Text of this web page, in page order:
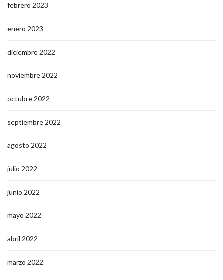
febrero 2023
enero 2023
diciembre 2022
noviembre 2022
octubre 2022
septiembre 2022
agosto 2022
julio 2022
junio 2022
mayo 2022
abril 2022
marzo 2022